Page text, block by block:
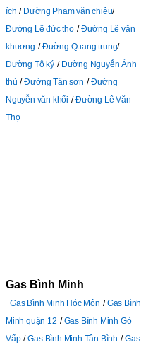
ích
Đường Pham văn chiêu
Đường Lê đức thọ
Đường Lê văn
khương
Đường Quang trung
Đường Tô ký
Đường Nguyễn Ảnh
thủ
Đường Tân sơn
Đường
Nguyễn văn khối
Đường Lê Văn
Thọ
Gas Bình Minh
Gas Bình Minh Hóc Môn
Gas Bình
Minh quận 12
Gas Bình Minh Gò
Vấp
Gas Bình Minh Tân Bình
Gas